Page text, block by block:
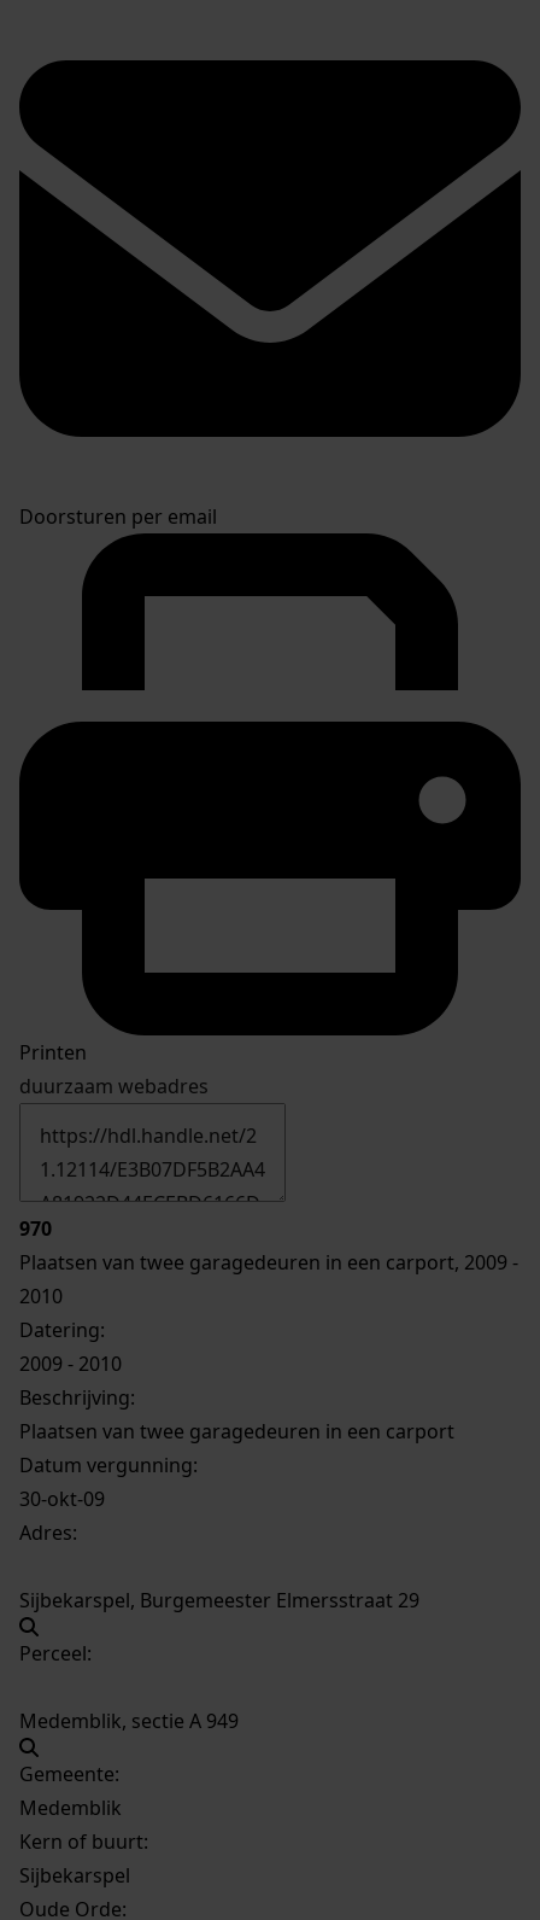
Doorsturen per email
Printen
duurzaam webadres
970
Plaatsen van twee garagedeuren in een carport, 2009 -
2010
Datering:
2009 - 2010
Beschrijving:
Plaatsen van twee garagedeuren in een carport
Datum vergunning:
30-okt-09
Adres:
Sijbekarspel, Burgemeester Elmersstraat 29
Perceel:
Medemblik, sectie A 949
Gemeente:
Medemblik
Kern of buurt:
Sijbekarspel
Oude Orde: